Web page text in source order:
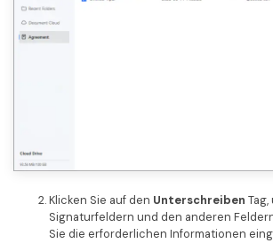
Klicken Sie auf den Unterschreiben
Signaturfeldern und den anderen
Sie die erforderlichen Informationen